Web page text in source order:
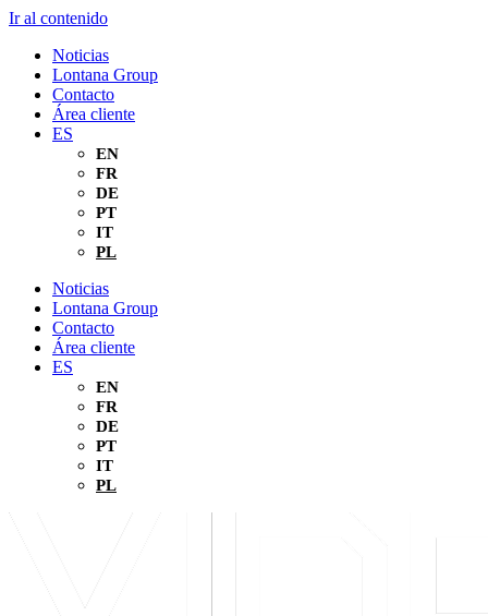
Ir al contenido
Noticias
Lontana Group
Contacto
Área cliente
ES
EN
FR
DE
PT
IT
PL
Noticias
Lontana Group
Contacto
Área cliente
ES
EN
FR
DE
PT
IT
PL